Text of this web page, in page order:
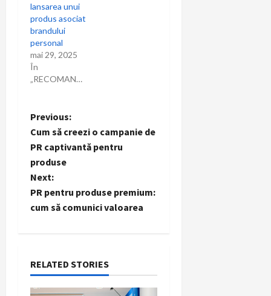
lansarea unui
produs asociat
brandului
personal
mai 29, 2025
În
„RECOMANDARI”
P
o
s
t
v
Previous:
Cum să creezi o campanie de
PR captivantă pentru
produse
Next:
PR pentru produse premium:
cum să comunici valoarea
RELATED STORIES